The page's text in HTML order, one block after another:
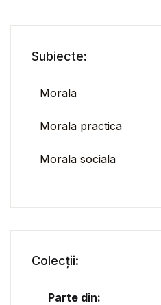
Subiecte:
Morala
Morala practica
Morala sociala
Colecții:
Parte din: